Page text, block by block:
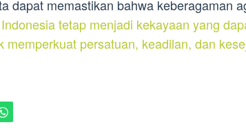
dapat memastikan bahwa keberagaman
tetap menjadi kekayaan yang
memperkuat persatuan, keadilan, dan